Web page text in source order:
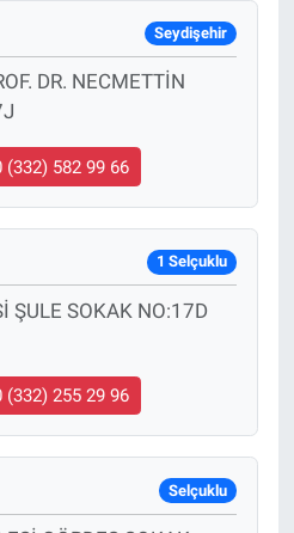
Seydişehir
DR. NECMETTİN
(332) 582 99 66
1 Selçuklu
ŞULE SOKAK NO:17D
(332) 255 29 96
Selçuklu